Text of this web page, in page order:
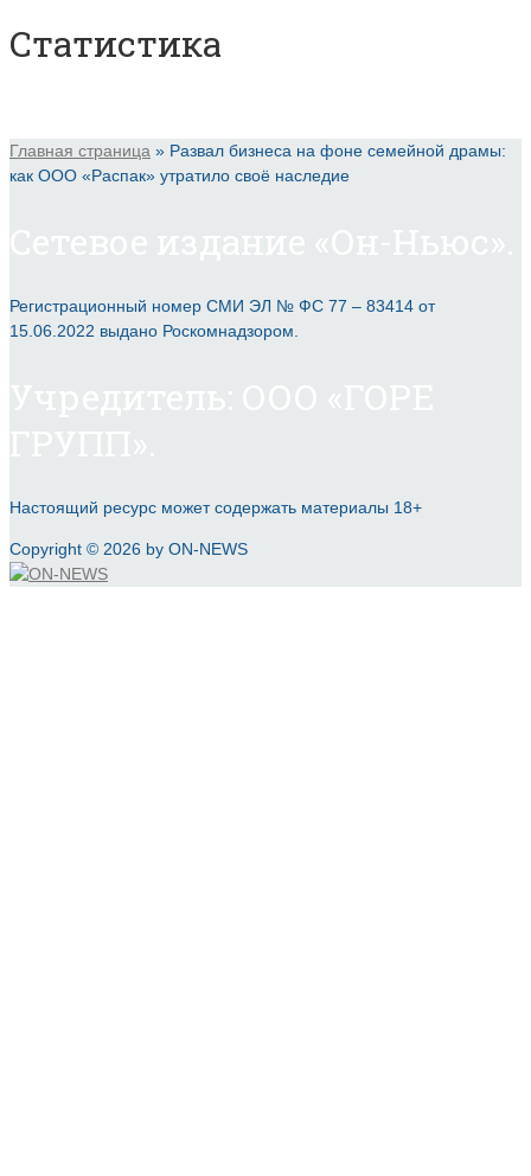
Статистика
Главная страница » Развал бизнеса на фоне семейной драмы:
как ООО «Распак» утратило своё наследие
Регистрационный номер СМИ ЭЛ № ФС 77 – 83414 от
15.06.2022 выдано Роскомнадзором.
Настоящий ресурс может содержать материалы 18+
Copyright © 2026 by ON-NEWS